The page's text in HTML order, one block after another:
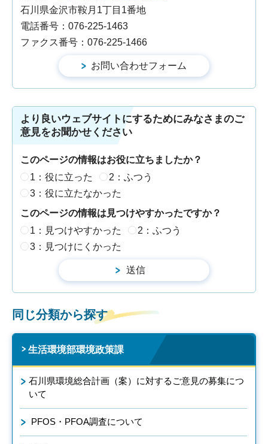
石川県金沢市鞍月1丁目1番地
電話番号：076-225-1463
ファクス番号：076-225-1466
より良いウェブサイトにするためにみなさまのご
意見をお聞かせください
このページの情報はお役に立ちましたか？
1：役に立った
2：ふつう
3：役に立たなかった
このページの情報は見つけやすかったですか？
1：見つけやすかった
2：ふつう
3：見つけにくかった
同じ分類から探す
生活環境部環境政策課
石川県環境総合計画（案）に対するご意見の募集につ
いて
PFOS・PFOA調査について